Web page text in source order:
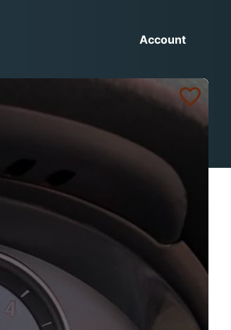
Account